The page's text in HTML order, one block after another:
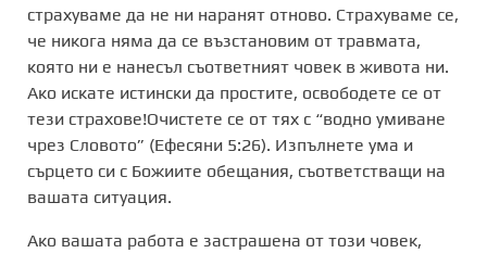
страхуваме да не ни наранят отново. Страхуваме се,
че никога няма да се възстановим от травмата,
която ни е нанесъл съответният човек в живота ни.
Ако искате истински да простите, освободете се от
тези страхове!Очистете се от тях с “водно умиване
чрез Словото” (Ефесяни 5:26). Изпълнете ума и
сърцето си с Божиите обещания, съответстващи на
вашата ситуация.
Ако вашата работа е застрашена от този човек,